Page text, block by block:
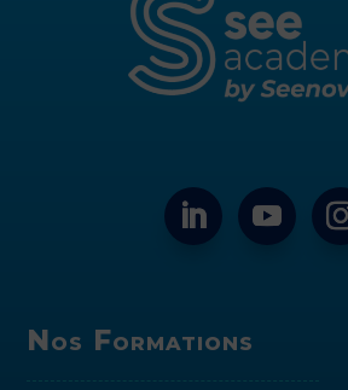
Nos Formations